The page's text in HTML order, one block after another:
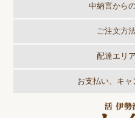
中納言から
ご注文方
配達エリ
お支払い、キ